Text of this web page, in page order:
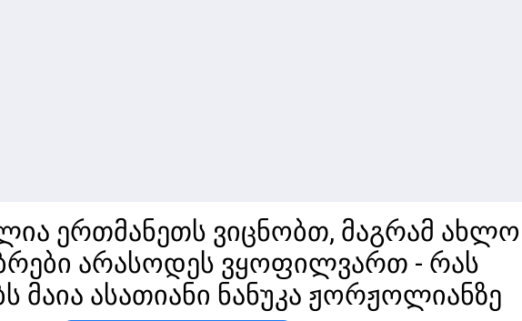
ერთმანეთს ვიცნობთ, მაგრამ ახლო
არასოდეს ვყოფილვართ - რას
მაია ასათიანი ნანუკა ჟორჟოლიანზე